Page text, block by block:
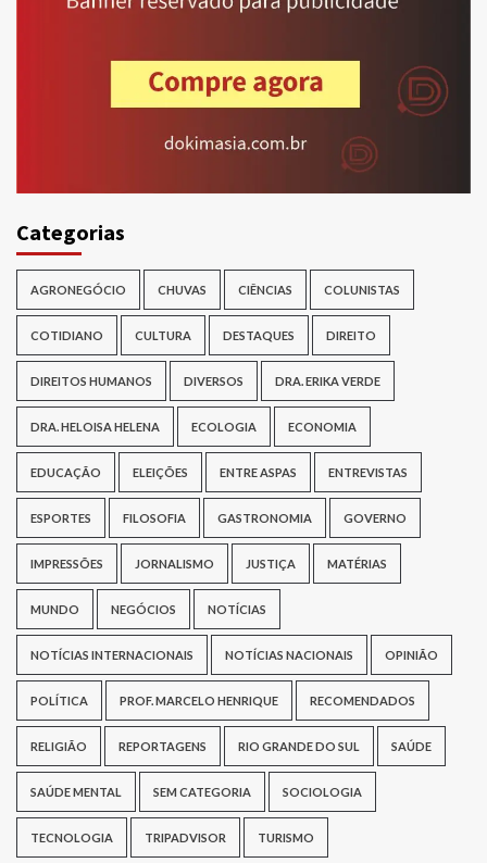
Categorias
AGRONEGÓCIO CHUVAS CIÊNCIAS COLUNISTAS
COTIDIANO CULTURA DESTAQUES DIREITO
DIREITOS HUMANOS DIVERSOS DRA. ERIKA VERDE
DRA. HELOISA HELENA ECOLOGIA ECONOMIA
EDUCAÇÃO ELEIÇÕES ENTRE ASPAS ENTREVISTAS
ESPORTES FILOSOFIA GASTRONOMIA GOVERNO
IMPRESSÕES JORNALISMO JUSTIÇA MATÉRIAS
MUNDO NEGÓCIOS NOTÍCIAS
NOTÍCIAS INTERNACIONAIS NOTÍCIAS NACIONAIS OPINIÃO
POLÍTICA PROF. MARCELO HENRIQUE RECOMENDADOS
RELIGIÃO REPORTAGENS RIO GRANDE DO SUL SAÚDE
SAÚDE MENTAL SEM CATEGORIA SOCIOLOGIA
TECNOLOGIA TRIPADVISOR TURISMO